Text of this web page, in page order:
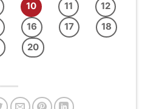
10 11
12
16 17
18
20